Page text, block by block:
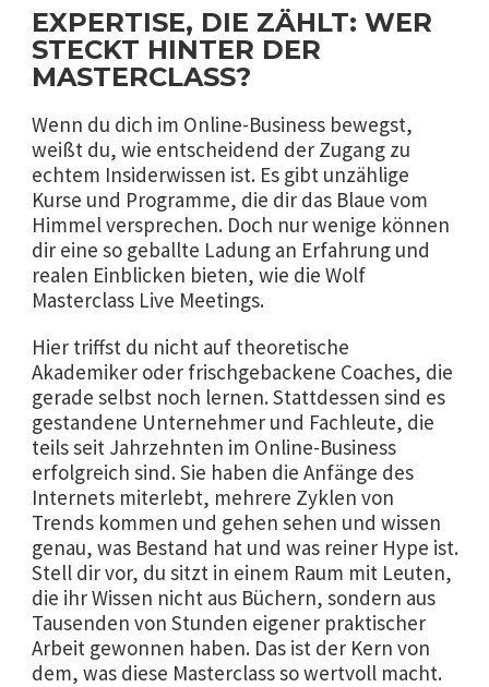
EXPERTISE, DIE ZÄHLT: WER
STECKT HINTER DER
MASTERCLASS?
Wenn du dich im Online-Business bewegst,
weißt du, wie entscheidend der Zugang zu
echtem Insiderwissen ist. Es gibt unzählige
Kurse und Programme, die dir das Blaue vom
Himmel versprechen. Doch nur wenige können
dir eine so geballte Ladung an Erfahrung und
realen Einblicken bieten, wie die Wolf
Masterclass Live Meetings.
Hier triffst du nicht auf theoretische
Akademiker oder frischgebackene Coaches, die
gerade selbst noch lernen. Stattdessen sind es
gestandene Unternehmer und Fachleute, die
teils seit Jahrzehnten im Online-Business
erfolgreich sind. Sie haben die Anfänge des
Internets miterlebt, mehrere Zyklen von
Trends kommen und gehen sehen und wissen
genau, was Bestand hat und was reiner Hype ist.
Stell dir vor, du sitzt in einem Raum mit Leuten,
die ihr Wissen nicht aus Büchern, sondern aus
Tausenden von Stunden eigener praktischer
Arbeit gewonnen haben. Das ist der Kern von
dem, was diese Masterclass so wertvoll macht.